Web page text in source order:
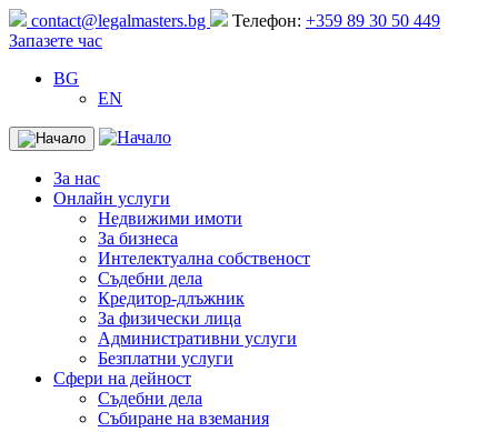
Продължете
към
contact@legalmasters.bg Телефон: +359 89 30 50 449
Запазете час
BG
EN
Меню
За нас
Онлайн услуги
Недвижими имоти
За бизнеса
Интелектуална собственост
Съдебни дела
Кредитор-длъжник
За физически лица
Административни услуги
Безплатни услуги
Сфери на дейност
Съдебни дела
Събиране на вземания